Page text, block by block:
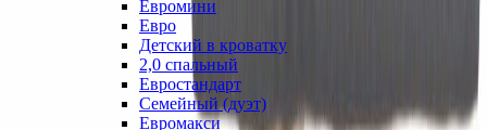
Евромини
Евро
Детский в кроватку
2,0 спальный
Евростандарт
Семейный (дуэт)
Евромакси